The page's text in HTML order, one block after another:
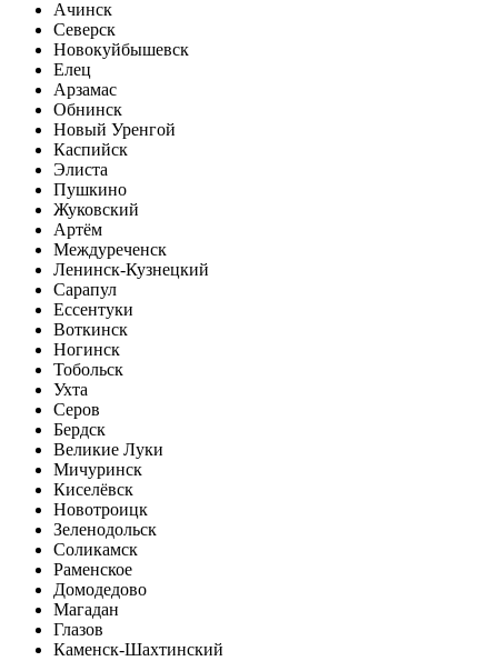
Ачинск
Северск
Новокуйбышевск
Елец
Арзамас
Обнинск
Новый Уренгой
Каспийск
Элиста
Пушкино
Жуковский
Артём
Междуреченск
Ленинск-Кузнецкий
Сарапул
Ессентуки
Воткинск
Ногинск
Тобольск
Ухта
Серов
Бердск
Великие Луки
Мичуринск
Киселёвск
Новотроицк
Зеленодольск
Соликамск
Раменское
Домодедово
Магадан
Глазов
Каменск-Шахтинский